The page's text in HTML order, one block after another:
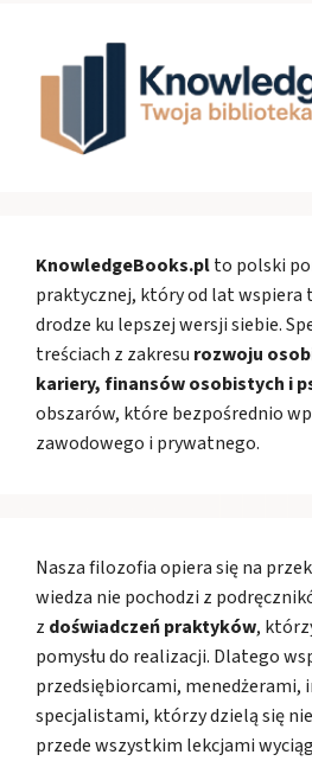
KnowledgeBooks.plto polski
praktycznej, który od lat wspiera
drodze ku lepszej wersji siebie.
treściach z zakresu rozwoju
kariery, finansów osobistych i
obszarów, które bezpośrednio
zawodowego i prywatnego.
Nasza filozofia opiera się na
wiedza nie pochodzi z
z doświadczeń praktyków,
pomysłu do realizacji. Dlatego
przedsiębiorcami, menedżerami,
specjalistami, którzy dzielą się
przede wszystkim lekcjami